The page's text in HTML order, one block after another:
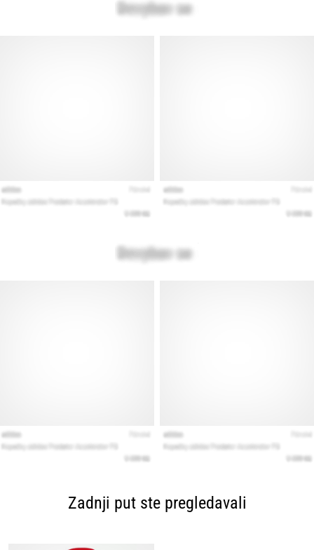
Zadnji put ste pregledavali